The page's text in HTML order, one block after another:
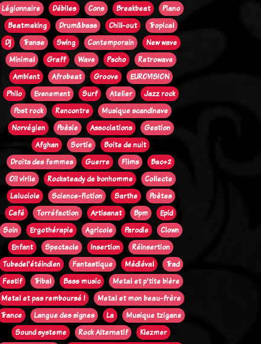
Légionnaire
Débiles Cons Breakbeat
Piano
Beatmaking
Drum&bass Chill-out
Tropical
Dj
Transe Swing Contemporain
New wave
Minimal
Graff Wave Pscho
Retrowave
Ambient
Afrobeat Groove
EUROVISION
Philo
Evenement Surf Atelier
Jazz rock
Post rock
Rencontre
Musique scandinave
Norvégien
Poèsie Associations
Gestion
Afghan
Sortie
Boite de nuit
Droits des femmes
Guerre Films
Bac+2
Oi! virile
Rocksteady de bonhomme
Collecte
Laluciole
Science-fiction Sarthe
Poètes
Café
Torréfaction Artisanat Bpm
Epid
Soin
Ergothérapie Agricole Parodie
Clown
Enfant
Spectacle Insertion
Réinsertion
Tubedel'étéindien
Fantastique Médiéval
Trad
Festif
Tribal Bass music
Metal et p'tite bière
Metal et pas remboursé !
Metal et mon beau-frère
Trance
Langue des signes La
Musique tzigane
Sound systeme
Rock Alternatif
Klezmer